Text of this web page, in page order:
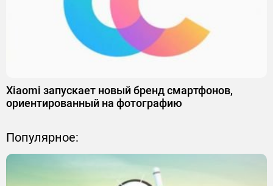
Xiaomi запускает новый бренд смартфонов,
ориентированный на фотографию
Популярное: